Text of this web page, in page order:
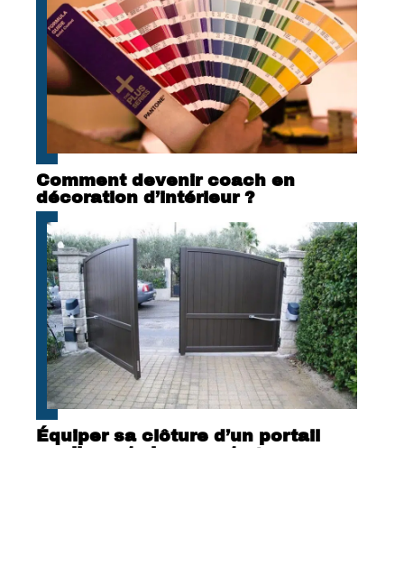
Comment devenir coach en
décoration d’intérieur ?
Équiper sa clôture d’un portail
coulissant : les avantages